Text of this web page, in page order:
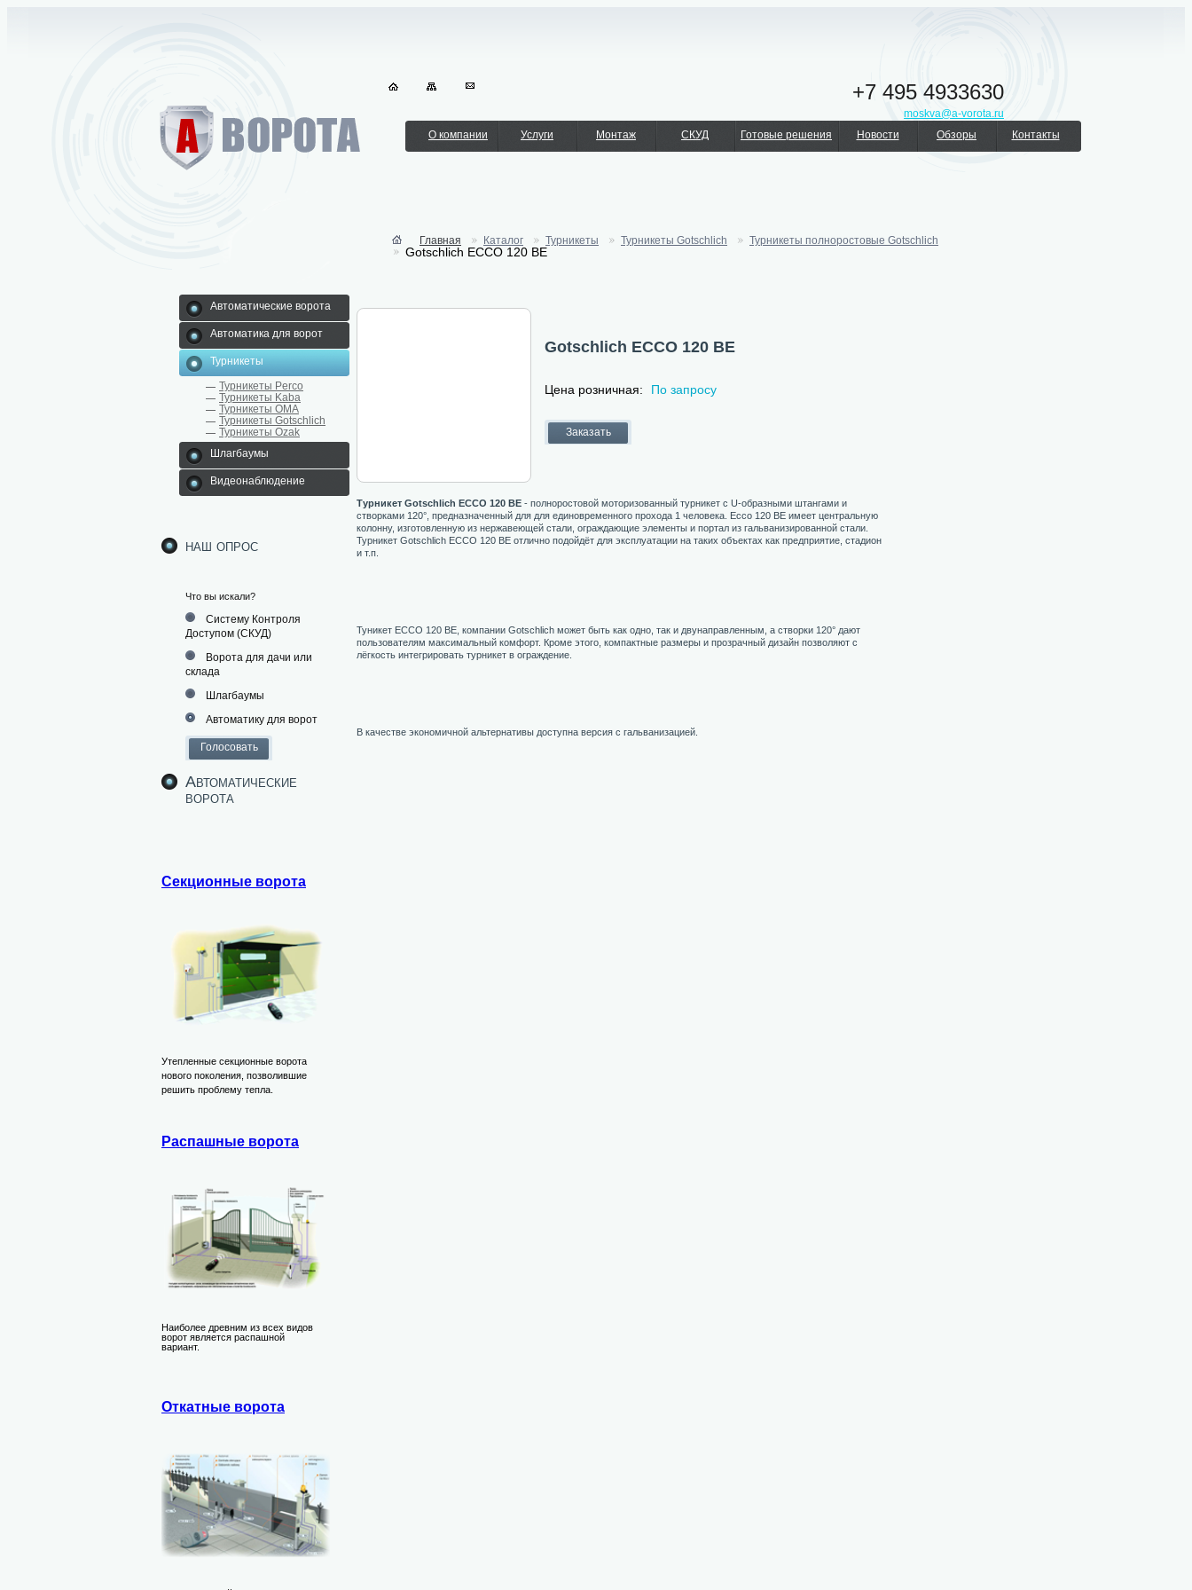
+7 495 4933630
moskva@a-vorota.ru
О компании
Услуги Монтаж СКУД Готовые решения Новости Обзоры Контакты
Автоматические ворота
Автоматика для ворот
Турникеты
Турникеты Perco
Турникеты Kaba
Турникеты ОМА
Турникеты Gotschlich
Турникеты Ozak
Шлагбаумы
Видеонаблюдение
наш опрос
Что вы искали?
Систему Контроля
Доступом (СКУД)
Ворота для дачи или
склада
Шлагбаумы
Автоматику для ворот
Автоматические
ворота
Секционные ворота
Утепленные секционные ворота
нового поколения, позволившие
решить проблему тепла.
Распашные ворота
Наиболее древним из всех видов
ворот является распашной
вариант.
Откатные ворота
Главная Каталог Турникеты Турникеты Gotschlich Турникеты полноростовые Gotschlich
Gotschlich ECCO 120 BE
Gotschlich ECCO 120 BE
Цена розничная: По запросу
Турникет Gotschlich ECCO 120 BE - полноростовой моторизованный турникет с U-образными штангами и
створками 120°, предназначенный для для единовременного прохода 1 человека. Ecco 120 BE имеет центральную
колонну, изготовленную из нержавеющей стали, ограждающие элементы и портал из гальванизированной стали.
Турникет Gotschlich ECCO 120 BE отлично подойдёт для эксплуатации на таких объектах как предприятие, стадион
и т.п.
Туникет ECCO 120 BE, компании Gotschlich может быть как одно, так и двунаправленным, а створки 120° дают
пользователям максимальный комфорт. Кроме этого, компактные размеры и прозрачный дизайн позволяют с
лёгкость интегрировать турникет в ограждение.
В качестве экономичной альтернативы доступна версия с гальванизацией.